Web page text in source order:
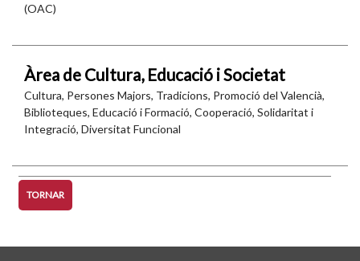
(OAC)
Àrea de Cultura, Educació i Societat
Cultura, Persones Majors, Tradicions, Promoció del Valencià,
Biblioteques, Educació i Formació, Cooperació, Solidaritat i
Integració, Diversitat Funcional
TORNAR